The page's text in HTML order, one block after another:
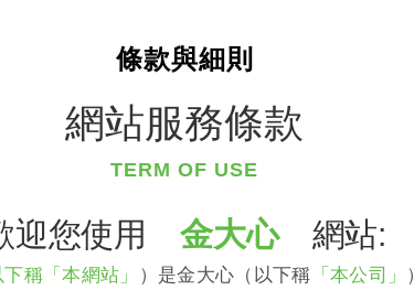
條款與細則
網站服務條款
TERM OF USE
迎您使用金大心網站:
下稱「本網站」 ） 是金大心 （以下稱 「本公司」